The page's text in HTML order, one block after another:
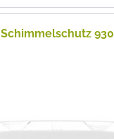
Schimmelschutz 930